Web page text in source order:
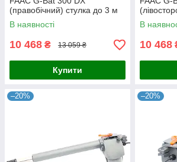
(правобічний) стулка до 3 м
В наявності
10 468 ₴ 13 059 ₴
Купити
В
10 468
–20% –20%